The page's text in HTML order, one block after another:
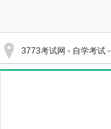
3773考试网 - 自学考试 -